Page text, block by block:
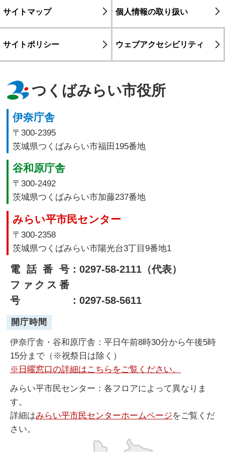
サイトマップ 個人情報の取り扱い
サイトポリシー ウェブアクセシビリティ
つくばみらい市役所
伊奈庁舎
〒300-2395
茨城県つくばみらい市福田195番地
谷和原庁舎
〒300-2492
茨城県つくばみらい市加藤237番地
みらい平市民センター
〒300-2358
茨城県つくばみらい市陽光台3丁目9番地1
電話番号：0297-58-2111（代表）
ファクス番
号
：0297-58-5611
開庁時間
伊奈庁舎・谷和原庁舎：平日午前8時30分から午後5時
15分まで（※祝祭日は除く）
※日曜窓口の詳細はこちらをご覧ください。
みらい平市民センター：各フロアによって異なりま
す。
詳細はみらい平市民センターホームページをご覧くだ
さい。